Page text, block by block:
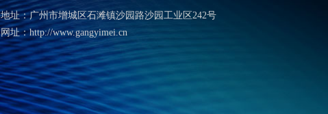
地址：广州市增城区石滩镇沙园路沙园工业区242号
网址：http://www.gangyimei.cn